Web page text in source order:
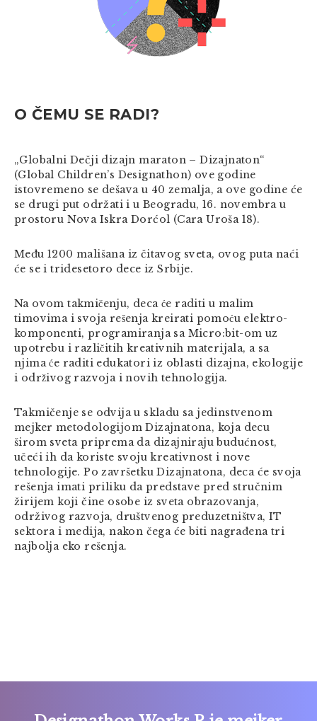
O ČEMU SE RADI?
„Globalni Dečji dizajn maraton – Dizajnaton“
(Global Children’s Designathon) ove godine
istovremeno se dešava u 40 zemalja, a ove godine će
se drugi put održati i u Beogradu, 16. novembra u
prostoru Nova Iskra Dorćol (Cara Uroša 18).
Među 1200 mališana iz čitavog sveta, ovog puta naći
će se i tridesetoro dece iz Srbije.
Na ovom takmičenju, deca će raditi u malim
timovima i svoja rešenja kreirati pomoću elektro-
komponenti, programiranja sa Micro:bit-om uz
upotrebu i različitih kreativnih materijala, a sa
njima će raditi edukatori iz oblasti dizajna, ekologije
i održivog razvoja i novih tehnologija.
Takmičenje se odvija u skladu sa jedinstvenom
mejker metodologijom Dizajnatona, koja decu
širom sveta priprema da dizajniraju budućnost,
učeći ih da koriste svoju kreativnost i nove
tehnologije. Po završetku Dizajnatona, deca će svoja
rešenja imati priliku da predstave pred stručnim
žirijem koji čine osobe iz sveta obrazovanja,
održivog razvoja, društvenog preduzetništva, IT
sektora i medija, nakon čega će biti nagrađena tri
najbolja eko rešenja.